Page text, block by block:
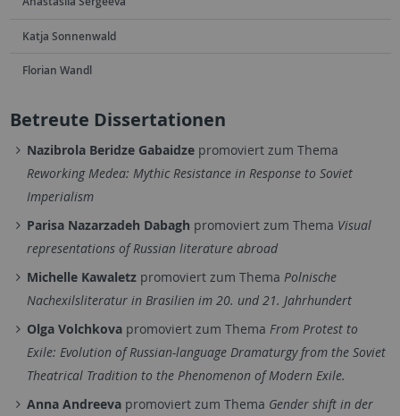
Katja Sonnenwald
Florian Wandl
Betreute Dissertationen
Nazibrola Beridze Gabaidze promoviert zum Thema
Reworking Medea: Mythic Resistance in Response to Soviet
Imperialism
Parisa Nazarzadeh Dabagh promoviert zum Thema Visual
representations of Russian literature abroad
Michelle Kawaletz promoviert zum Thema Polnische
Nachexilsliteratur in Brasilien im 20. und 21. Jahrhundert
Olga Volchkova promoviert zum Thema From Protest to
Exile: Evolution of Russian-language Dramaturgy from the Soviet
Theatrical Tradition to the Phenomenon of Modern Exile.
Anna Andreeva promoviert zum Thema Gender shift in der